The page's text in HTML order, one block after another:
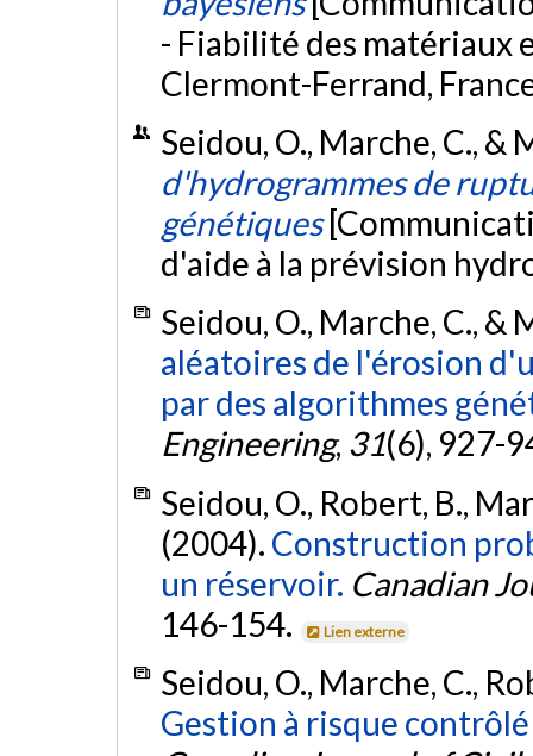
- Fiabilité des matériaux
Clermont-Ferrand,
Seidou, O., Marche, C., &
d'hydrogrammes de
génétiques
d'aide à la prévision
Seidou, O., Marche, C., &
aléatoires de l'érosion
par des algorithmes
Engineering, 31(6), 927-
Seidou, O., Robert, B.,
(2004). Construction
un réservoir. Canadian
146-154.
Lien externe
Seidou, O., Marche, C.,
Gestion à risque